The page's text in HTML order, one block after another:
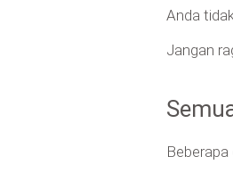
Anda
Jangan